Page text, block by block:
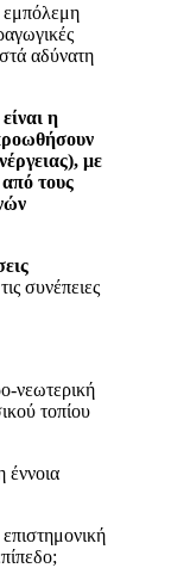
εμπόλεμη
αδύνατη
η
με
τους
συνέπειες
νεωτερική
τοπίου
έννοια